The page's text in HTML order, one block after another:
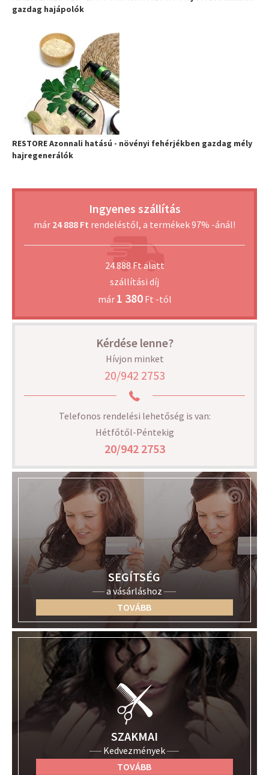
gazdag hajápolók
RESTORE Azonnali hatású - növényi fehérjékben gazdag mély
hajregenerálók
Ingyenes szállítás
már 24 888 Ft rendeléstől, a termékek 97% -ánál!
24 888 Ft alatt
szállítási díj
már 1 380Ft -tól
Kérdése lenne?
Hívjon minket
20/942 2753
Telefonos rendelési lehetőség is van:
Hétfőtől-Péntekig
20/942 2753
SEGÍTSÉG
a vásárláshoz
TOVÁBB
SZAKMAI
Kedvezmények
TOVÁBB